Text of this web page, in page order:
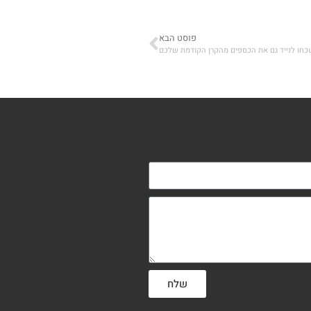
פוסט הבא
לנייד גם את הכספים מהקרן הקודמת שלכם
שלח